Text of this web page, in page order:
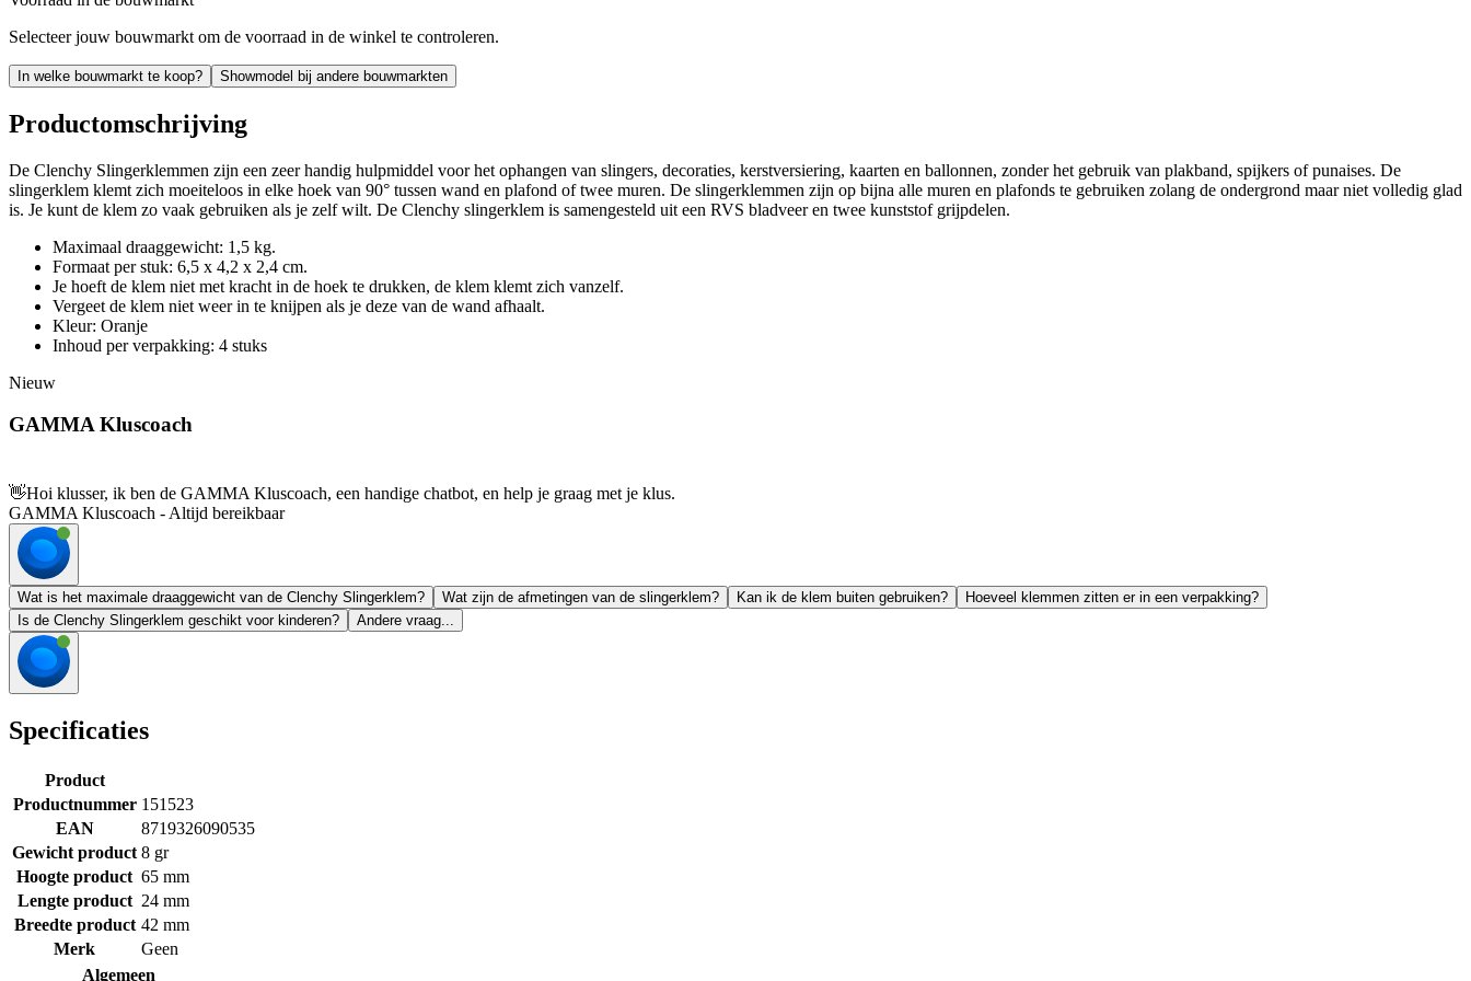
Selecteer jouw bouwmarkt om de voorraad in de winkel te controleren.
In welke bouwmarkt te koop? Showmodel bij andere bouwmarkten
Productomschrijving
De Clenchy Slingerklemmen zijn een zeer handig hulpmiddel voor het ophangen van slingers, decoraties, kerstversiering, kaarten en ballonnen, zonder het gebruik van plakband, spijkers of punaises. De
slingerklem klemt zich moeiteloos in elke hoek van 90° tussen wand en plafond of twee muren. De slingerklemmen zijn op bijna alle muren en plafonds te gebruiken zolang de ondergrond maar niet volledig glad
is. Je kunt de klem zo vaak gebruiken als je zelf wilt. De Clenchy slingerklem is samengesteld uit een RVS bladveer en twee kunststof grijpdelen.
Maximaal draaggewicht: 1,5 kg.
Formaat per stuk: 6,5 x 4,2 x 2,4 cm.
Je hoeft de klem niet met kracht in de hoek te drukken, de klem klemt zich vanzelf.
Vergeet de klem niet weer in te knijpen als je deze van de wand afhaalt.
Kleur: Oranje
Inhoud per verpakking: 4 stuks
Nieuw
GAMMA Kluscoach
👋Hoi klusser, ik ben de GAMMA Kluscoach, een handige chatbot, en help je graag met je klus.
GAMMA Kluscoach - Altijd bereikbaar
Wat is het maximale draaggewicht van de Clenchy Slingerklem? Wat zijn de afmetingen van de slingerklem? Kan ik de klem buiten gebruiken?
Hoeveel klemmen zitten er in een verpakking?
Is de Clenchy Slingerklem geschikt voor kinderen?
Andere vraag...
Specificaties
Product
Productnummer 151523
EAN
8719326090535
Gewicht product 8 gr
Hoogte product 65 mm
Lengte product 24 mm
Breedte product 42 mm
Merk
Geen
Algemeen